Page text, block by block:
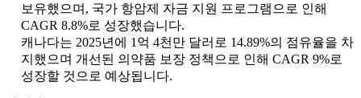
보유했으며, 국가 항암제 자금 지원 프로그램으로 인해
CAGR 8.8%로 성장했습니다.
캐나다는 2025년에 1억 4천만 달러로 14.89%의 점유율을 차
지했으며 개선된 의약품 보장 정책으로 인해 CAGR 9%로
성장할 것으로 예상됩니다.